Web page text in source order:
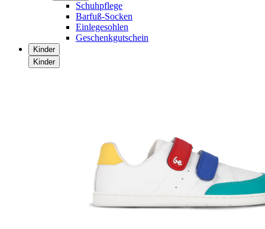
Schuhpflege
Barfuß-Socken
Einlegesohlen
Geschenkgutschein
Kinder
Kinder